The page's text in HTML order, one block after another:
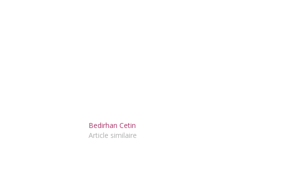
Bedirhan Cetin
Article similaire